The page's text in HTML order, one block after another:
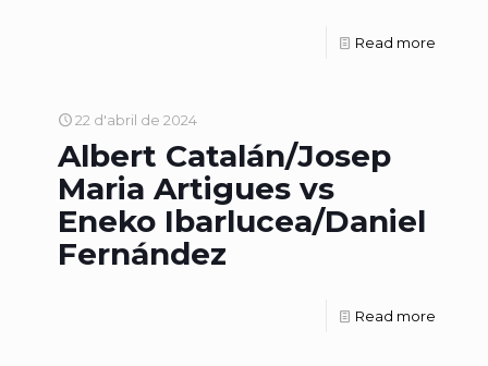
Read more
22 d'abril de 2024
Albert Catalán/Josep
Maria Artigues vs
Eneko Ibarlucea/Daniel
Fernández
Read more